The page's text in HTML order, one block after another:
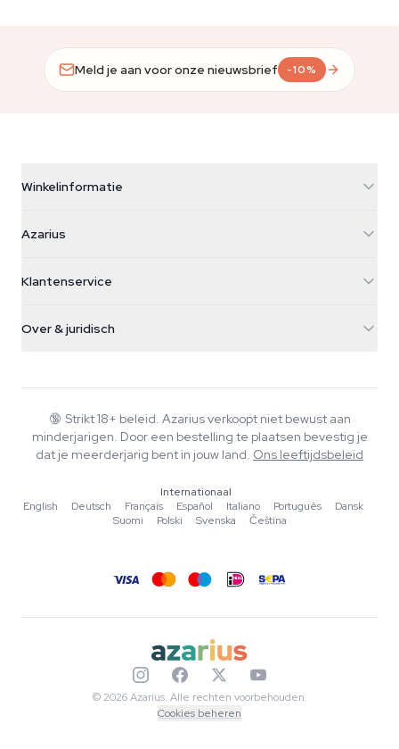
Meld je aan voor onze nieuwsbrief -10%
Winkelinformatie
Galvaniweg 11
Nederland
+31(0)204897914
Azarius
Smokeshop
Klantenservice
Retourbeleid
Veelgestelde vragen
Privacybeleid
Over & juridisch
Wiki
Muziek
Redactionele normen
Tools & Calculators
🔞 Strikt 18+ beleid. Azarius verkoopt niet bewust aan
minderjarigen. Door een bestelling te plaatsen bevestig je
dat je meerderjarig bent in jouw land. Ons leeftijdsbeleid
Internationaal
English
·Deutsch ·Français ·Español ·Italiano ·Português ·Dansk
·
Suomi
·Polski ·Svenska ·Čeština
© 2026 Azarius. Alle rechten voorbehouden.
Cookies beheren